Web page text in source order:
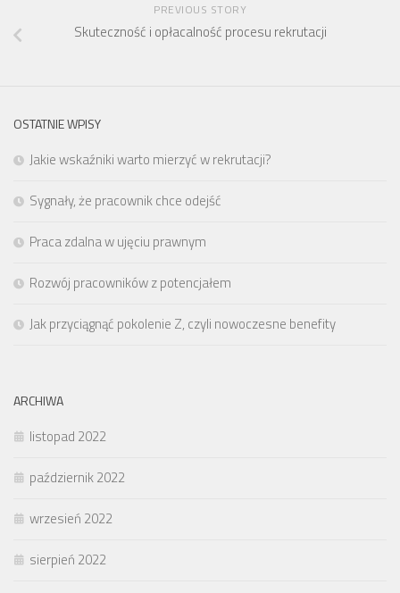
PREVIOUS STORY
Skuteczność i opłacalność procesu rekrutacji
OSTATNIE WPISY
Jakie wskaźniki warto mierzyć w rekrutacji?
Sygnały, że pracownik chce odejść
Praca zdalna w ujęciu prawnym
Rozwój pracowników z potencjałem
Jak przyciągnąć pokolenie Z, czyli nowoczesne benefity
ARCHIWA
listopad 2022
październik 2022
wrzesień 2022
sierpień 2022